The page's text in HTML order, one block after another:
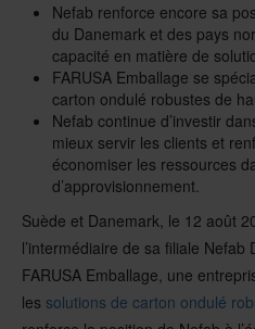
Nefab renforce encore sa
du Danemark et des pays
capacité en matière de
FARUSA Emballage se
carton ondulé robustes de
Nefab continue d’investir
mieux servir les clients et
économiser les ressources
d’approvisionnement.
Suède et Danemark, le 12 août
l’intermédiaire de sa filiale Nefab
FARUSA Emballage, une
les solutions de carton ondulé